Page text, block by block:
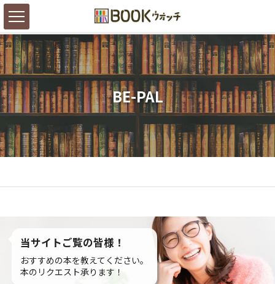
BE-PAL
当サイトご覧の皆様！
おすすめの本を教えてください。
本のリクエスト承ります！